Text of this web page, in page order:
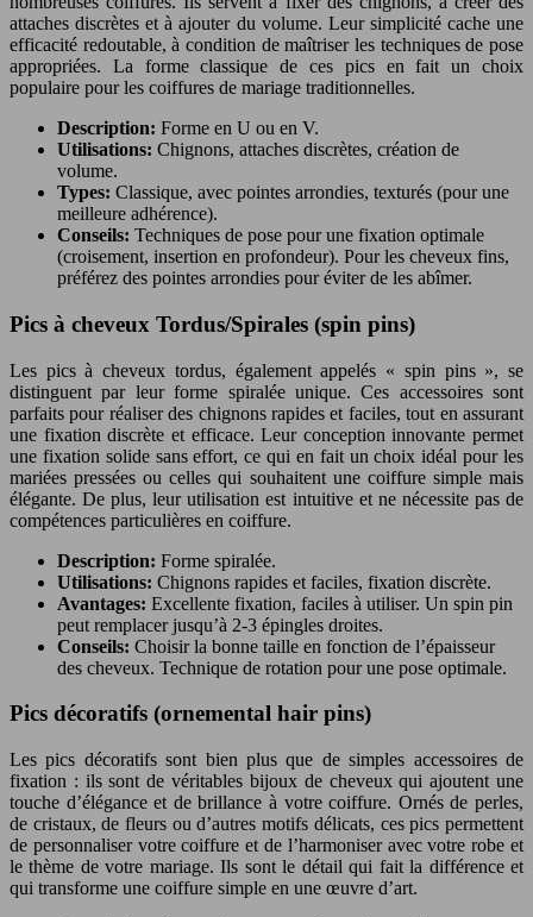
attaches discrètes et à ajouter du volume. Leur simplicité cache une
efficacité redoutable, à condition de maîtriser les techniques de pose
appropriées. La forme classique de ces pics en fait un choix
populaire pour les coiffures de mariage traditionnelles.
Description: Forme en U ou en V.
Utilisations: Chignons, attaches discrètes, création de
volume.
Types: Classique, avec pointes arrondies, texturés (pour une
meilleure adhérence).
Conseils: Techniques de pose pour une fixation optimale
(croisement, insertion en profondeur). Pour les cheveux fins,
préférez des pointes arrondies pour éviter de les abîmer.
Pics à cheveux Tordus/Spirales (spin pins)
Les pics à cheveux tordus, également appelés « spin pins », se
distinguent par leur forme spiralée unique. Ces accessoires sont
parfaits pour réaliser des chignons rapides et faciles, tout en assurant
une fixation discrète et efficace. Leur conception innovante permet
une fixation solide sans effort, ce qui en fait un choix idéal pour les
mariées pressées ou celles qui souhaitent une coiffure simple mais
élégante. De plus, leur utilisation est intuitive et ne nécessite pas de
compétences particulières en coiffure.
Description: Forme spiralée.
Utilisations: Chignons rapides et faciles, fixation discrète.
Avantages: Excellente fixation, faciles à utiliser. Un spin pin
peut remplacer jusqu’à 2-3 épingles droites.
Conseils: Choisir la bonne taille en fonction de l’épaisseur
des cheveux. Technique de rotation pour une pose optimale.
Pics décoratifs (ornemental hair pins)
Les pics décoratifs sont bien plus que de simples accessoires de
fixation : ils sont de véritables bijoux de cheveux qui ajoutent une
touche d’élégance et de brillance à votre coiffure. Ornés de perles,
de cristaux, de fleurs ou d’autres motifs délicats, ces pics permettent
de personnaliser votre coiffure et de l’harmoniser avec votre robe et
le thème de votre mariage. Ils sont le détail qui fait la différence et
qui transforme une coiffure simple en une œuvre d’art.